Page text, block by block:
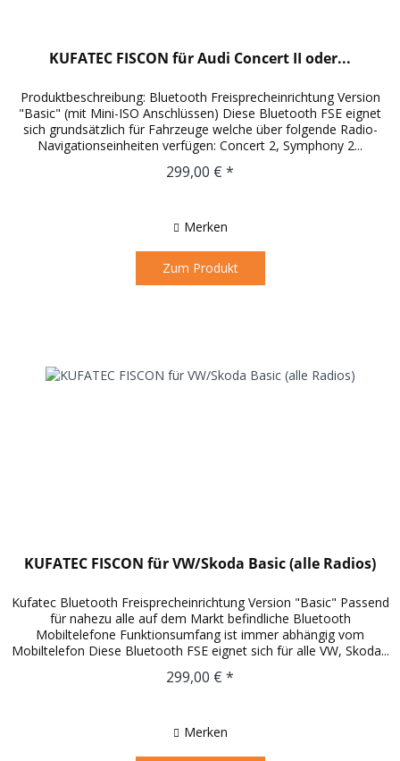
KUFATEC FISCON für Audi Concert II oder...
Produktbeschreibung: Bluetooth Freisprecheinrichtung Version
"Basic" (mit Mini-ISO Anschlüssen) Diese Bluetooth FSE eignet
sich grundsätzlich für Fahrzeuge welche über folgende Radio-
Navigationseinheiten verfügen: Concert 2, Symphony 2...
299,00 € *
Merken
Zum Produkt
KUFATEC FISCON für VW/Skoda Basic (alle Radios)
Kufatec Bluetooth Freisprecheinrichtung Version "Basic" Passend
für nahezu alle auf dem Markt befindliche Bluetooth
Mobiltelefone Funktionsumfang ist immer abhängig vom
Mobiltelefon Diese Bluetooth FSE eignet sich für alle VW, Skoda...
299,00 € *
Merken